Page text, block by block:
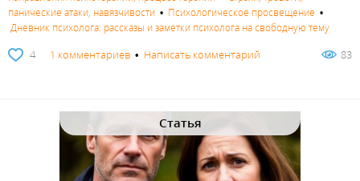
панические атаки, навязчивости • Психологическое просвещение •
Дневник психолога: рассказы и заметки психолога на свободную тему
4 1 комментариев • Написать комментарий 83
Статья